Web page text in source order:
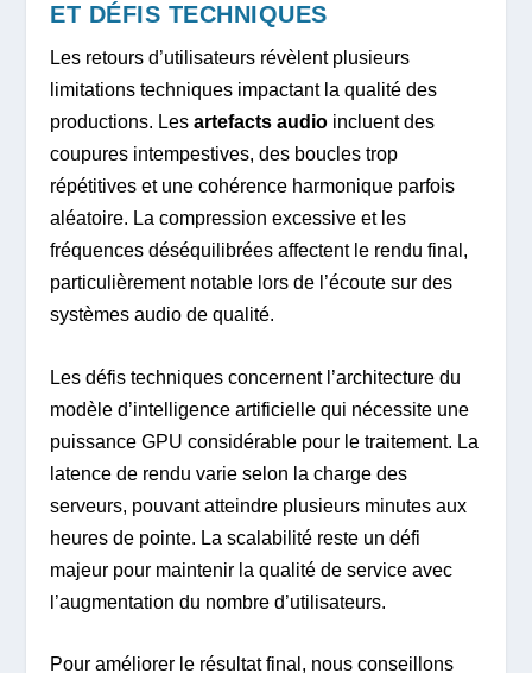
ET DÉFIS TECHNIQUES
Les retours d’utilisateurs révèlent plusieurs
limitations techniques impactant la qualité des
productions. Lesartefacts audio incluent des
coupures intempestives, des boucles trop
répétitives et une cohérence harmonique parfois
aléatoire. La compression excessive et les
fréquences déséquilibrées affectent le rendu final,
particulièrement notable lors de l’écoute sur des
systèmes audio de qualité.
Les défis techniques concernent l’architecture du
modèle d’intelligence artificielle qui nécessite une
puissance GPU considérable pour le traitement. La
latence de rendu varie selon la charge des
serveurs, pouvant atteindre plusieurs minutes aux
heures de pointe. La scalabilité reste un défi
majeur pour maintenir la qualité de service avec
l’augmentation du nombre d’utilisateurs.
Pour améliorer le résultat final, nous conseillons